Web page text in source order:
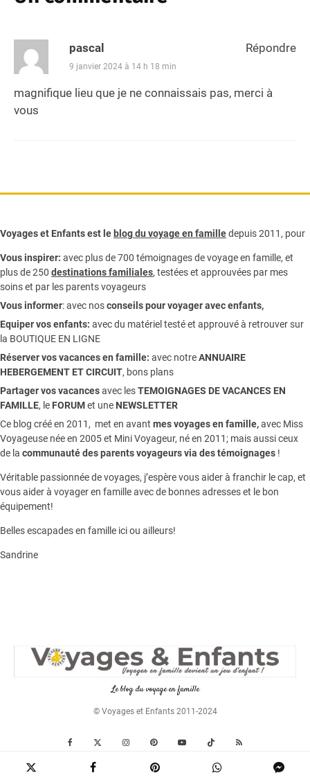
pascal
9 janvier 2024 à 14 h 18 min
magnifique lieu que je ne connaissais pas, merci à
vous
Répondre
Voyages et Enfants est leblog du voyage en familledepuis 2011, pour
Vous inspirer: avec plus de 700 témoignages devoyage en famille, et
plus de 250 destinations familiales, testées et approuvées par mes
soins et par les parents voyageurs
Vous informer:avec nosconseils pour voyager avec enfants,
Equiper vos enfants: avec du matériel testé et approuvé à retrouver sur
la BOUTIQUE EN LIGNE
Réserver vos vacances en famille: avec notreANNUAIRE
HEBERGEMENT ET CIRCUIT, bons plans
Partager vos vacancesavec lesTEMOIGNAGES DE VACANCES EN
FAMILLE, le FORUMet une NEWSLETTER
Ce blog créé en 2011, met en avant mes voyages en famille,avec Miss
Voyageuse née en 2005 et Mini Voyageur, né en 2011; mais aussi ceux
de la communauté des parents voyageurs via des témoignages !
Véritable passionnée de voyages, j’espère vous aider à franchir le cap, et
vous aider à voyager en famille avec de bonnes adresses et le bon
équipement!
Belles escapades en famille ici ou ailleurs!
Sandrine
Le blog du voyage en famille
© Voyages et Enfants 2011-2024
A PROPOS CONTACTEZ-NOUS! NOS PARENTS VOYAGEURS